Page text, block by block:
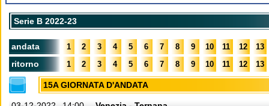
Serie B 2022-23
andata 1 2 3 4 5 6 7 8 9 10 11 12 13
ritorno 1 2 3 4 5 6 7 8 9 10 11 12 13
15A GIORNATA D'ANDATA